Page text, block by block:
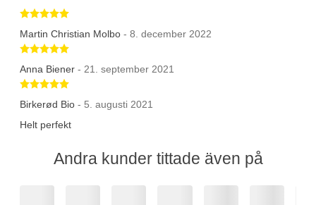
Betygsatt 5 av 5 stjärnor
Martin Christian Molbo - 8. december 2022
Betygsatt 5 av 5 stjärnor
Anna Biener - 21. september 2021
Betygsatt 5 av 5 stjärnor
Birkerød Bio - 5. augusti 2021
Helt perfekt
Andra kunder tittade även på